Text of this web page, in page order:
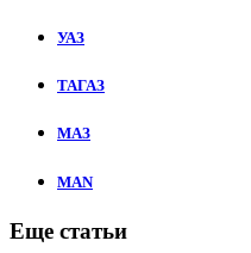
УАЗ
ТАГАЗ
МАЗ
MAN
Еще статьи